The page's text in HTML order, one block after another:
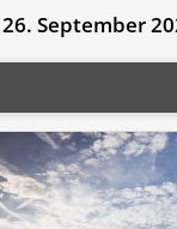
September